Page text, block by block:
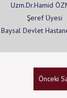
Uzm.Dr.Hamid
Şeref Üyesi
Devlet
Önceki